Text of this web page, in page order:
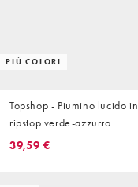
PIÙ COLORI
Topshop - Piumino lucido in
ripstop verde-azzurro
39,59 €